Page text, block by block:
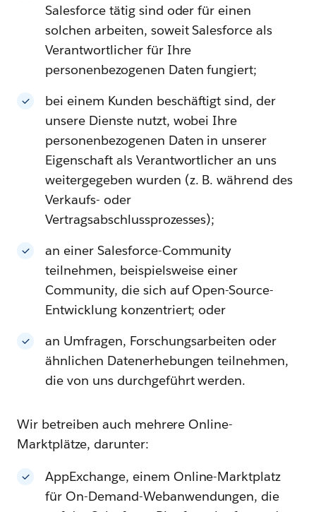
Salesforce tätig sind oder für einen
solchen arbeiten, soweit Salesforce als
Verantwortlicher für Ihre
personenbezogenen Daten fungiert;
bei einem Kunden beschäftigt sind, der
unsere Dienste nutzt, wobei Ihre
personenbezogenen Daten in unserer
Eigenschaft als Verantwortlicher an uns
weitergegeben wurden (z. B. während des
Verkaufs- oder
Vertragsabschlussprozesses);
an einer Salesforce-Community
teilnehmen, beispielsweise einer
Community, die sich auf Open-Source-
Entwicklung konzentriert; oder
an Umfragen, Forschungsarbeiten oder
ähnlichen Datenerhebungen teilnehmen,
die von uns durchgeführt werden.
Wir betreiben auch mehrere Online-
Marktplätze, darunter:
AppExchange, einem Online-Marktplatz
für On-Demand-Webanwendungen, die